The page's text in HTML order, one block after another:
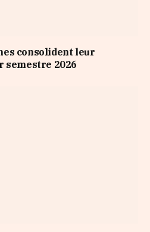
consolident leur
semestre 2026